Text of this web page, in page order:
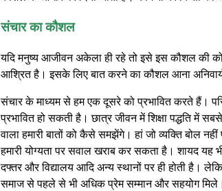
संचार का कौशल
यदि मनुष्य आजीवन अकेला ही रहे तो इसे इस कौशल की
आश्रित है। इसके लिए बात करने का कौशल आना
संचार के माध्यम से हम एक दूसरे को प्रभावित करते हैं।
प्रभावित हो सकती है। छात्र जीवन में शिक्षा पद्धति में
वाला हमारी बातों को कैसे समझेंगे। हां जो व्यक्ति बोल
हमारी योग्यता पर सवाल खराब कर सकता है। शायद
दफ्तर और विद्यालय आदि अन्य स्थानों पर ही होती है।
समाज से पहले से भी अधिक प्रेम सम्मान और सहयोग